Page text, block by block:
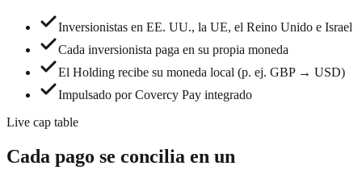
Inversionistas en EE. UU., la UE, el Reino Unido e Israel
Cada inversionista paga en su propia moneda
El Holding recibe su moneda local (p. ej. GBP → USD)
Impulsado por Covercy Pay integrado
Live cap table
Cada pago se concilia en un